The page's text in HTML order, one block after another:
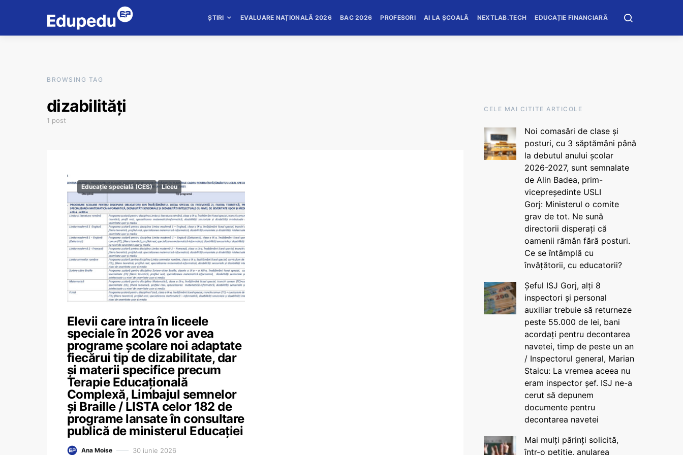
ȘTIRI EVALUARE NAȚIONALĂ 2026 BAC 2026 PROFESORI AI LA ȘCOALĂ NEXTLAB.TECH EDUCAȚIE FINANCIARĂ
BROWSING TAG
dizabilități
1 post
Educație specială (CES) Liceu
Elevii care intra în liceele
speciale în 2026 vor avea
programe școlare noi adaptate
fiecărui tip de dizabilitate, dar
și materii specifice precum
Terapie Educațională
Complexă, Limbajul semnelor
și Braille / LISTA celor 182 de
programe lansate în consultare
publică de ministerul Educației
Ana Moise 30 iunie 2026
CELE MAI CITITE ARTICOLE
Noi comasări de clase și
posturi, cu 3 săptămâni până
la debutul anului școlar
2026-2027, sunt semnalate
de Alin Badea, prim-
vicepreședinte USLI
Gorj: Ministerul o comite
grav de tot. Ne sună
directorii disperați că
oamenii rămân fără posturi.
Ce se întâmplă cu
învățătorii, cu educatorii?
Șeful ISJ Gorj, alți 8
inspectori și personal
auxiliar trebuie să returneze
peste 55.000 de lei, bani
acordați pentru decontarea
navetei, timp de peste un an
/ Inspectorul general, Marian
Staicu: La vremea aceea nu
eram inspector șef. ISJ ne-a
cerut să depunem
documente pentru
decontarea navetei
Mai mulți părinți solicită,
într-o petiție, anularea